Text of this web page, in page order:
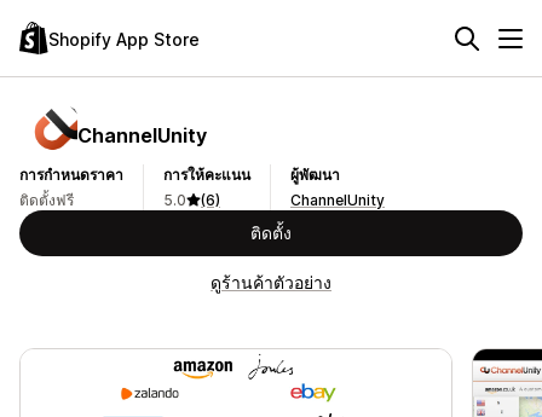
Shopify App Store
ChannelUnity
การกำหนดราคา
ติดตั้งฟรี
การให้คะแนน
5.0
(6)
ผู้พัฒนา
ChannelUnity
ติดตั้ง
ดูร้านค้าตัวอย่าง